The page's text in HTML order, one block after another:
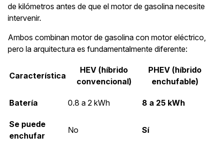
de kilómetros antes de que el motor de gasolina necesite
intervenir.
Ambos combinan motor de gasolina con motor eléctrico,
pero la arquitectura es fundamentalmente diferente:
Característica
HEV (híbrido
convencional)
PHEV (híbrido
enchufable)
Batería 0.8 a 2 kWh 8 a 25 kWh
Se puede
enchufar
No Sí